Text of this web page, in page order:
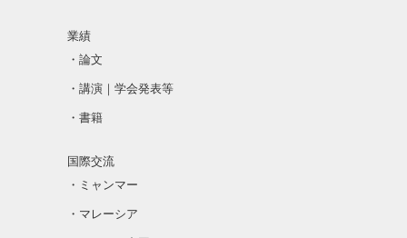
業績
・論文
・講演｜学会発表等
・書籍
国際交流
・ミャンマー
・マレーシア